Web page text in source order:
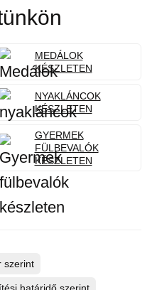
MEDÁLOK
KÉSZLETEN
NYAKLÁNCOK
KÉSZLETEN
GYERMEK
FÜLBEVALÓK
KÉSZLETEN
szerint